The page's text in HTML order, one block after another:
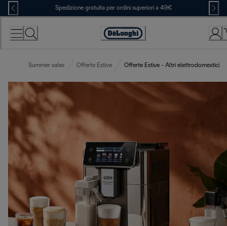
Skip
to
Content
Spedizione gratuita per ordini superiori a 49€
Accessibility
Summer sales Offerte Estive Offerte Estive - Altri elettrodomestici